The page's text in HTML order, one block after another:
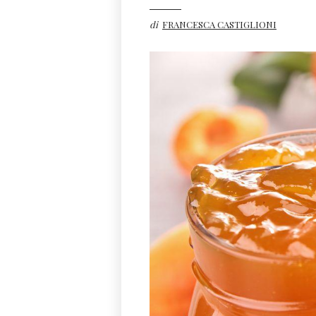
di FRANCESCA CASTIGLIONI